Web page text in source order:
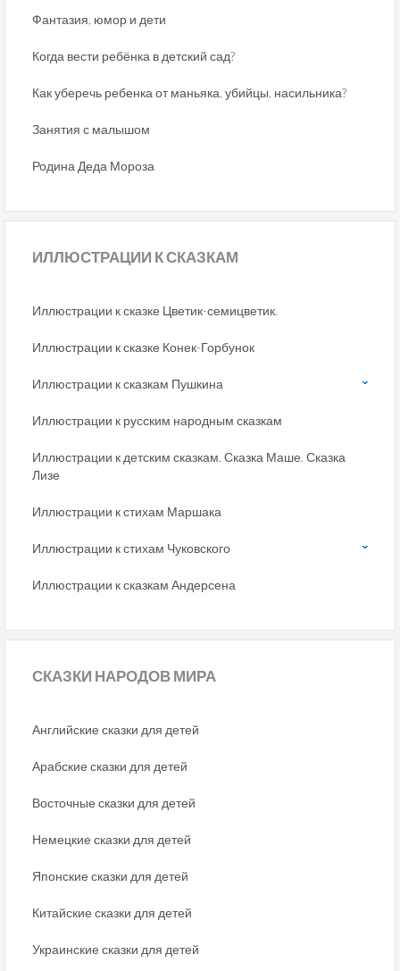
Фантазия, юмор и дети
Когда вести ребёнка в детский сад?
Как уберечь ребенка от маньяка, убийцы, насильника?
Занятия с малышом
Родина Деда Мороза
ИЛЛЮСТРАЦИИ К СКАЗКАМ
Иллюстрации к сказке Цветик-семицветик.
Иллюстрации к сказке Конек-Горбунок
Иллюстрации к сказкам Пушкина
Иллюстрации к русским народным сказкам
Иллюстрации к детским сказкам. Сказка Маше. Сказка
Лизе
Иллюстрации к стихам Маршака
Иллюстрации к стихам Чуковского
Иллюстрации к сказкам Андерсена
СКАЗКИ НАРОДОВ МИРА
Английские сказки для детей
Арабские сказки для детей
Восточные сказки для детей
Немецкие сказки для детей
Японские сказки для детей
Китайские сказки для детей
Украинские сказки для детей